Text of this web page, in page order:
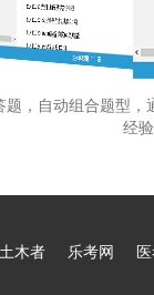
，自动组合题型
经
土木者 乐考网